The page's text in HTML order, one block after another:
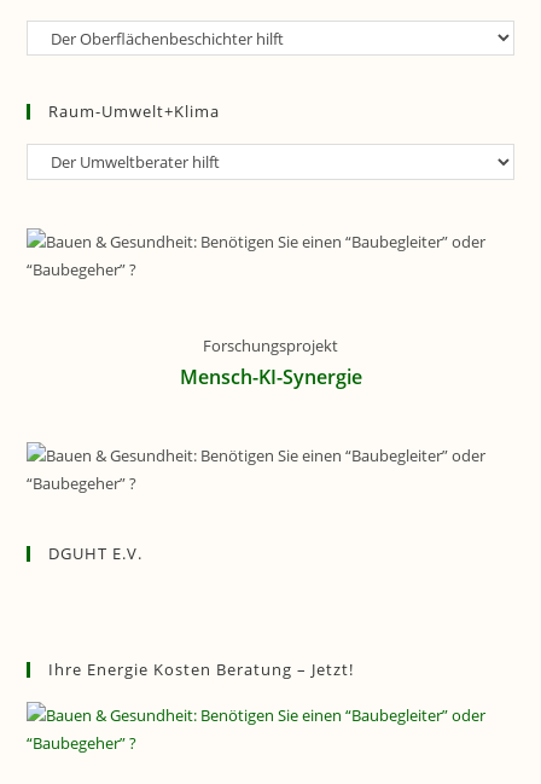
Raum-
Raum-Umwelt+Klima
Raum-
Forschungsprojekt
Mensch-KI-Synergie
DGUHT E.V.
Ihre Energie Kosten Beratung – Jetzt!